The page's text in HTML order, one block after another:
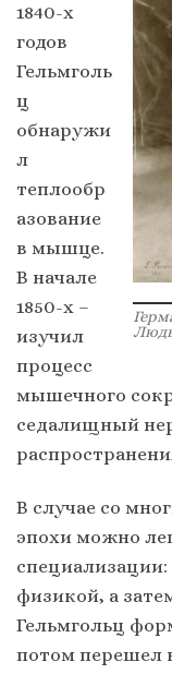
1840-х
годов
Гельмголь
ц
обнаружи
л
теплообр
азование
в мышце.
В начале
1850-х –
изучил
процесс
мышечного
седалищный
В случае со
эпохи можно
физикой, а
Гельмгольц
потом перешел